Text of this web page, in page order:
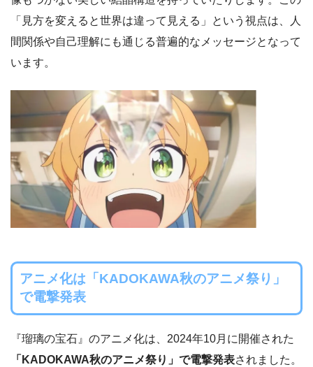
「見方を変えると世界は違って見える」という視点は、人
間関係や自己理解にも通じる普遍的なメッセージとなって
います。
アニメ化は「KADOKAWA秋のアニメ祭り」
で電撃発表
『瑠璃の宝石』のアニメ化は、2024年10月に開催された
「KADOKAWA秋のアニメ祭り」で電撃発表されました。